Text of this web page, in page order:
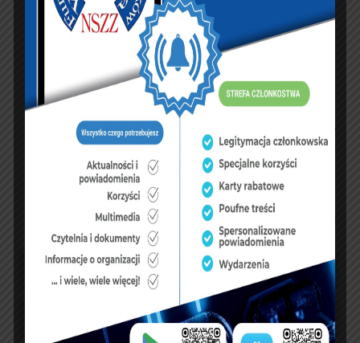
Zobacz księgę
dopisz do księgi
NASZ FACEBOOK
UBEZPIECZENIA